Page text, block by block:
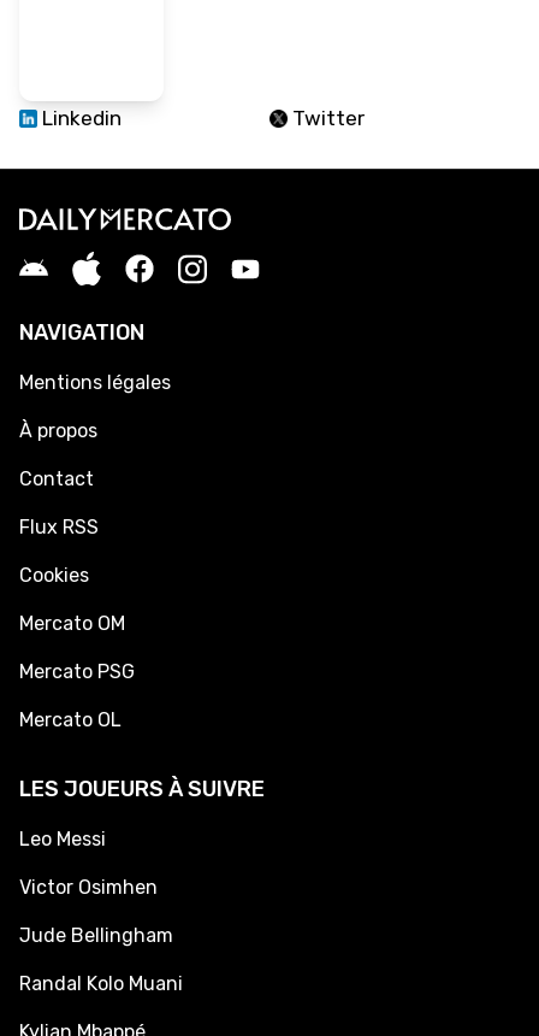
Linkedin Twitter
NAVIGATION
Mentions légales
À propos
Contact
Flux RSS
Cookies
Mercato OM
Mercato PSG
Mercato OL
LES JOUEURS À SUIVRE
Leo Messi
Victor Osimhen
Jude Bellingham
Randal Kolo Muani